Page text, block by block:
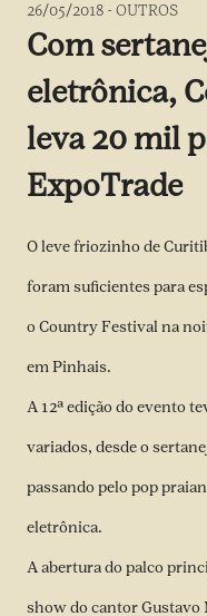
26/05/2018 -OUTROS
Com
eletrônica,
leva 20 mil
ExpoTrade
O leve friozinho de
foram suficientes para
o Country Festival na
em Pinhais.
A 12ª edição do evento
variados, desde o
passando pelo pop
eletrônica.
A abertura do palco
show do cantor Gustavo